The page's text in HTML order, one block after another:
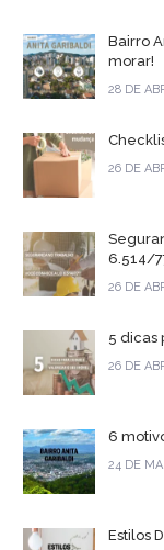
Bairro
morar!
28 DE
26 DE
6.514/
26 DE
5 dicas
26 DE
6
24 DE
Estilos